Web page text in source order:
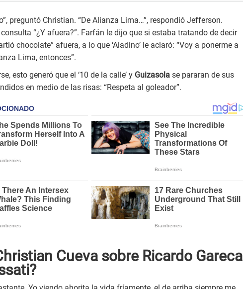
preguntó Christian. “De Alianza Lima…”, respondió Jefferson.
“¿Y afuera?”. Farfán le dijo que si estaba tratando de decir
chocolate” afuera, a lo que ‘Aladino’ le aclaró: “Voy a ponerme a
Lima, entonces”.
esto generó que el ‘10 de la calle’ y Guizasola se pararan de sus
en medio de las risas: “Respeta al goleador”.
Cueva sobre Ricardo Gareca